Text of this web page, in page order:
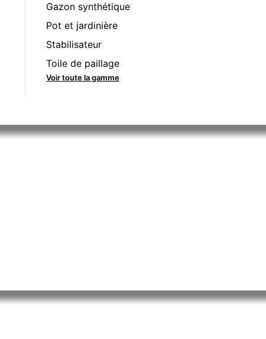
Gazon synthétique
Pot et jardinière
Stabilisateur
Toile de paillage
Voir toute la gamme